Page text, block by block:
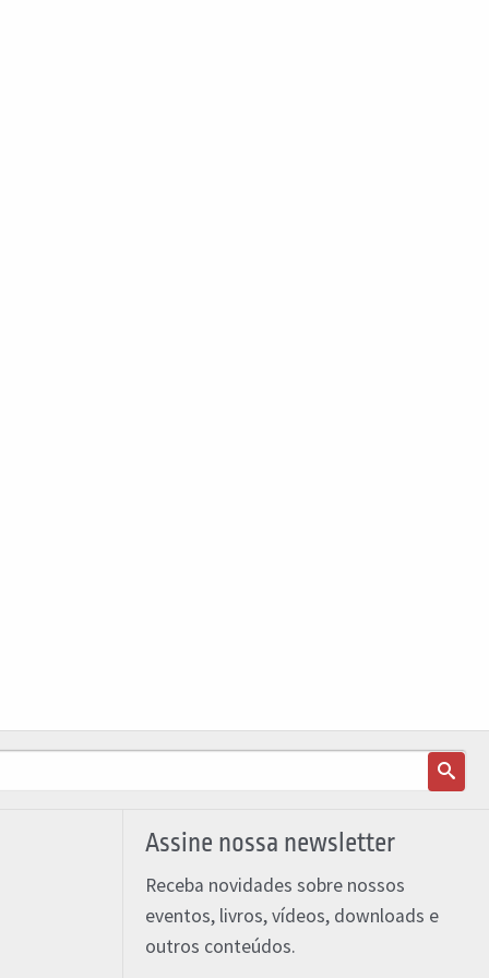
Assine nossa newsletter
Receba novidades sobre nossos
eventos, livros, vídeos, downloads e
outros conteúdos.